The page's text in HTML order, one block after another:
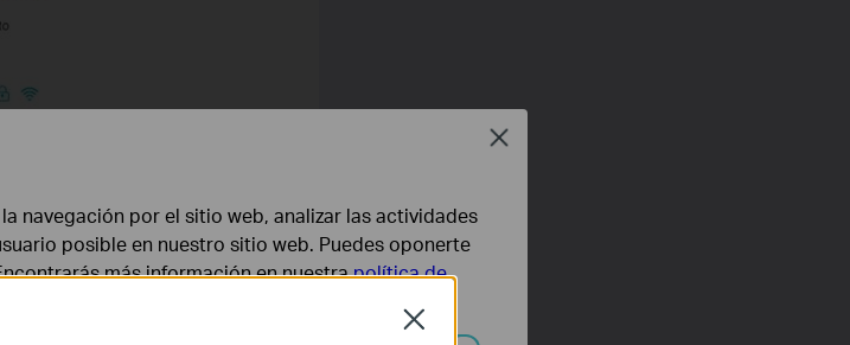
Close
navegación por el sitio web, analizar las actividades
posible en nuestro sitio web. Puedes oponerte
más información en nuestrapolítica de
Close